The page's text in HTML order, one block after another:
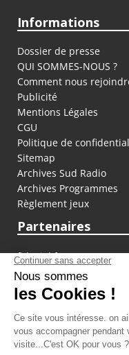
Informations
Dossier de presse
QUI SOMMES-NOUS ?
Comment nous
Publicité
Mentions Légales
CGU
Politique de
Sitemap
Archives Sud Radio
Archives Programmes
Règlement jeux
Partenaires
fiducial.fr
lyoncapitale.fr
olympique-et-
L'application